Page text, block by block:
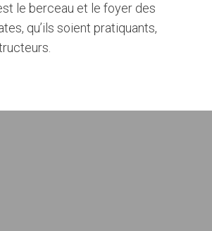
le berceau et le foyer des
qu’ils soient pratiquants,